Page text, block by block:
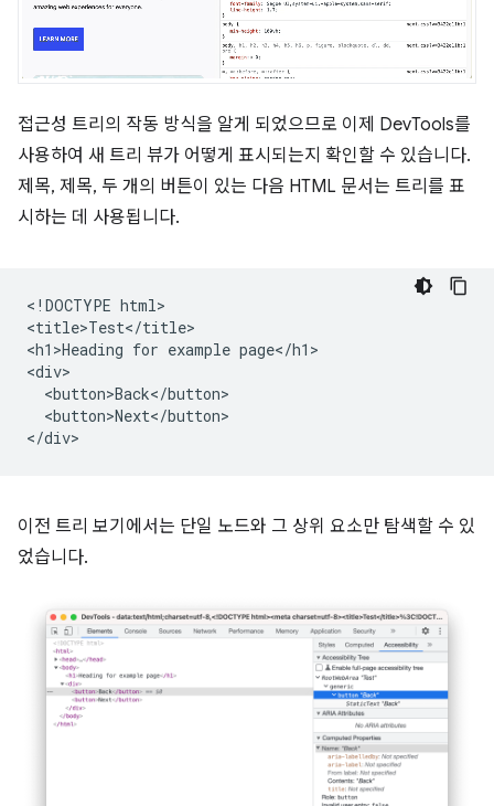
접근성 트리의 작동 방식을 알게 되었으므로 이제 DevTools를
사용하여 새 트리 뷰가 어떻게 표시되는지 확인할 수 있습니다.
제목, 제목, 두 개의 버튼이 있는 다음 HTML 문서는 트리를 표
시하는 데 사용됩니다.
<!DOCTYPE html>
<title>Test</title>
<h1>Heading for example page</h1>
<div>
  <button>Back</button>
  <button>Next</button>
이전 트리 보기에서는 단일 노드와 그 상위 요소만 탐색할 수 있
었습니다.